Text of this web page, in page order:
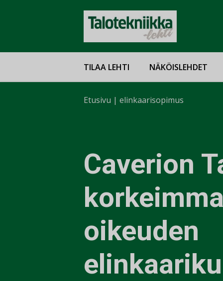
TILAA LEHTI NÄKÖISLEHDET
Etusivu | elinkaarisopimus
Caverion
oikeuden